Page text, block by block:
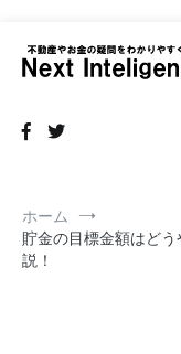
ホーム
貯金の目標金額はど
説！